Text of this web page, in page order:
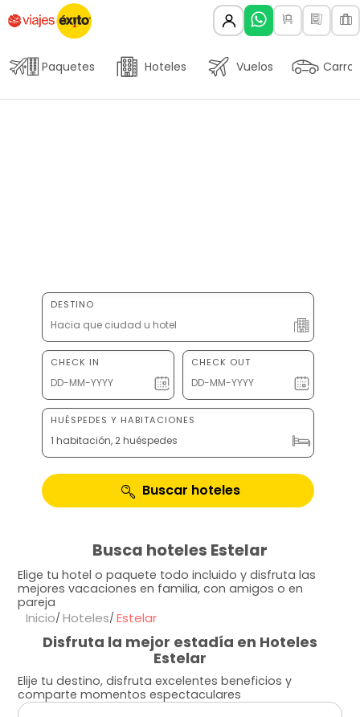
Paquetes Hoteles Vuelos Carros
DESTINO
CHECK IN CHECK OUT
HUÉSPEDES Y HABITACIONES
1 habitación, 2 huéspedes
Buscar hoteles
Busca hoteles Estelar
Elige tu hotel o paquete todo incluido y disfruta las
mejores vacaciones en familia, con amigos o en
pareja
Inicio Hoteles Estelar
Disfruta la mejor estadía en Hoteles
Estelar
Elije tu destino, disfruta excelentes beneficios y
comparte momentos espectaculares